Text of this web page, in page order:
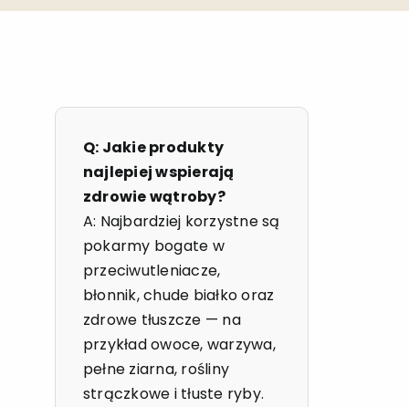
Q: Jakie produkty
najlepiej wspierają
zdrowie wątroby?
A: Najbardziej korzystne są
pokarmy bogate w
przeciwutleniacze,
błonnik, chude białko oraz
zdrowe tłuszcze — na
przykład owoce, warzywa,
pełne ziarna, rośliny
strączkowe i tłuste ryby.